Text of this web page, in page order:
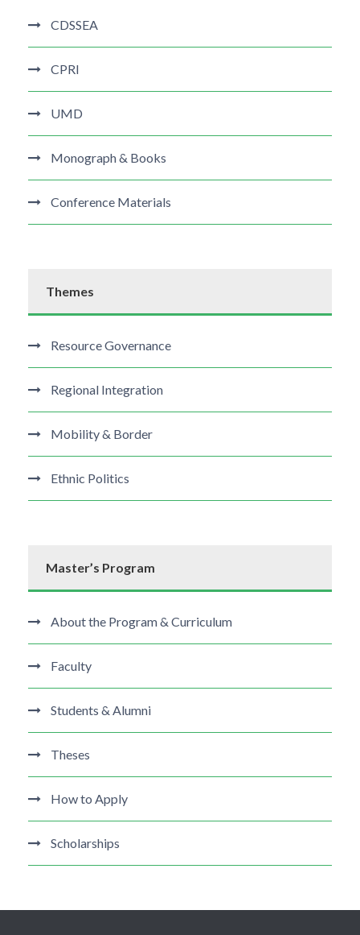
CDSSEA
CPRI
UMD
Monograph & Books
Conference Materials
Themes
Resource Governance
Regional Integration
Mobility & Border
Ethnic Politics
Master’s Program
About the Program & Curriculum
Faculty
Students & Alumni
Theses
How to Apply
Scholarships